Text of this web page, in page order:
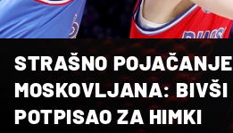
STRAŠNO POJAČANJE
MOSKOVLJANA: BIVŠI
POTPISAO ZA HIMKI